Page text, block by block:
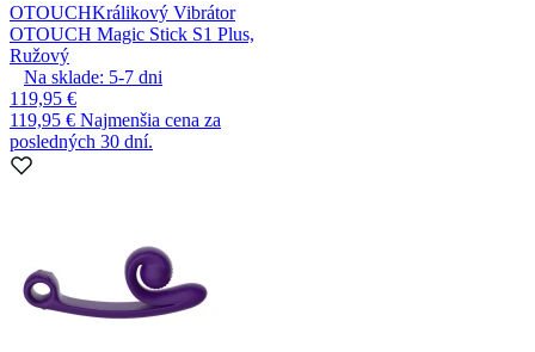
OTOUCHKrálikový Vibrátor
OTOUCH Magic Stick S1 Plus,
Ružový
Na sklade: 5-7 dni
119,95 €
119,95 € Najmenšia cena za
posledných 30 dní.